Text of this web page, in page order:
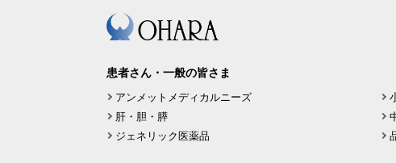
患者さん・一般の皆さま
アンメットメディカルニーズ
肝・胆・膵
ジェネリック医薬品